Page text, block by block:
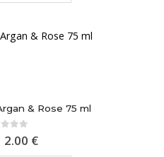
& Rose 75 ml
of 5
Original
2.00 €Текущата